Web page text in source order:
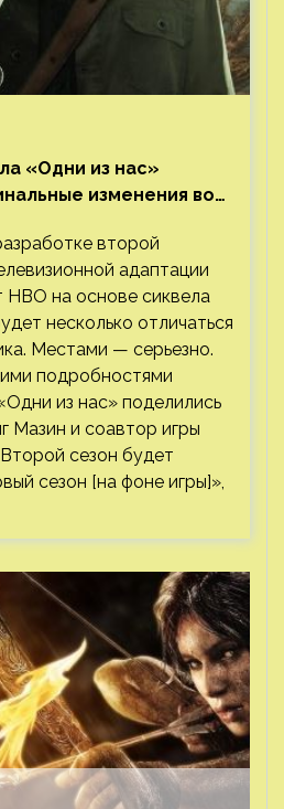
«Одни из нас»
изменения во
второй
адаптации
на основе сиквела
несколько отличаться
Местами — серьезно.
подробностями
из нас» поделились
Мазин и соавтор игры
сезон будет
сезон [на фоне игры]»,